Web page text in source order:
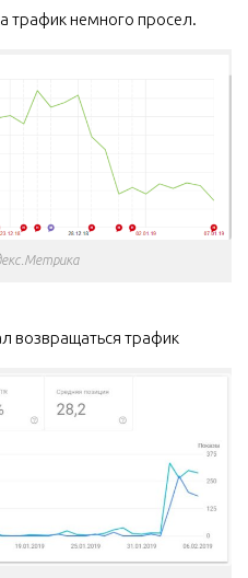
трафик немного просел.
возвращаться трафик